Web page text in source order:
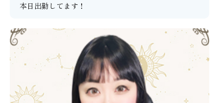
本日出勤してます！